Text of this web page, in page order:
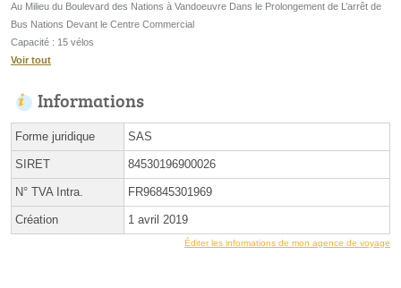
Au Milieu du Boulevard des Nations à Vandoeuvre Dans le Prolongement de L’arrêt de
Bus Nations Devant le Centre Commercial
Capacité : 15 vélos
Voir tout
Informations
Forme juridique SAS
SIRET 84530196900026
N° TVA Intra. FR96845301969
Création 1 avril 2019
Éditer les informations de mon agence de voyage